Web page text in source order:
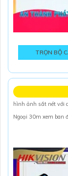
TRỌN BỘ
hình ảnh sắt nét với
Ngoại 30m xem ban